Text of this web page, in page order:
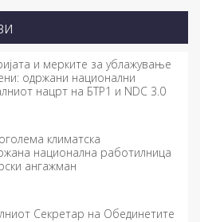
и мерките за ублажување
одржани национални
нацрт на БТР1 и NDC 3.0
климатска
национална работилница
ангажман
Секретар на Обединетите